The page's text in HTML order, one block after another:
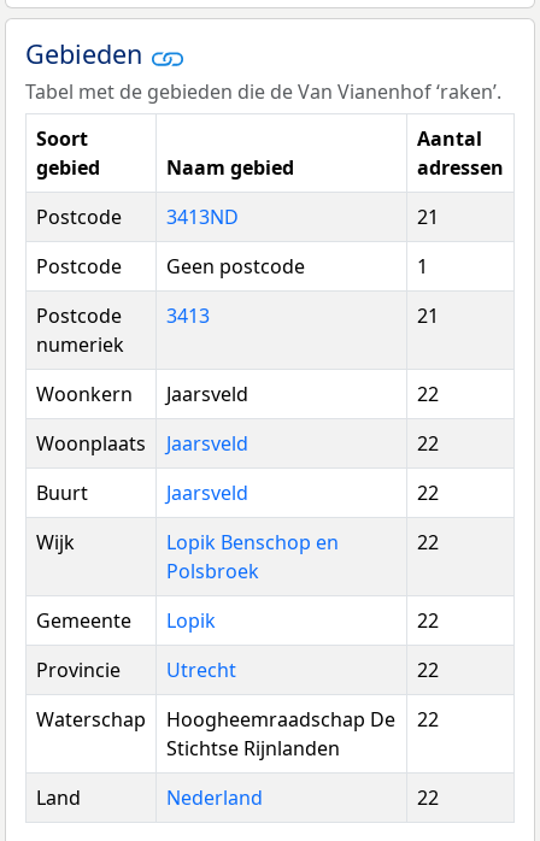
Gebieden
Tabel met de gebieden die de Van Vianenhof ‘raken’.
Soort
gebied
Naam gebied
Aantal
adressen
Postcode
3413ND
21
Postcode
Geen postcode
1
Postcode
numeriek
3413 21
Woonkern Jaarsveld
22
Woonplaats
Jaarsveld
22
Buurt
Jaarsveld
22
Wijk
Lopik Benschop en
Polsbroek
22
Gemeente Lopik
22
Provincie
Utrecht
22
Waterschap
Hoogheemraadschap De
Stichtse Rijnlanden
22
Land Nederland 22